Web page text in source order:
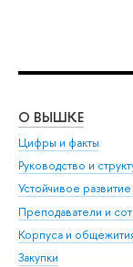
О ВЫШКЕ
Цифры и факты
Руководство и
Устойчивое
Преподаватели и
Корпуса и
Закупки